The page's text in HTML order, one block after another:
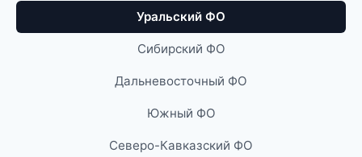
Уральский ФО
Сибирский ФО
Дальневосточный ФО
Южный ФО
Северо-Кавказский ФО